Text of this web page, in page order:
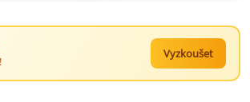
Vyzkoušet